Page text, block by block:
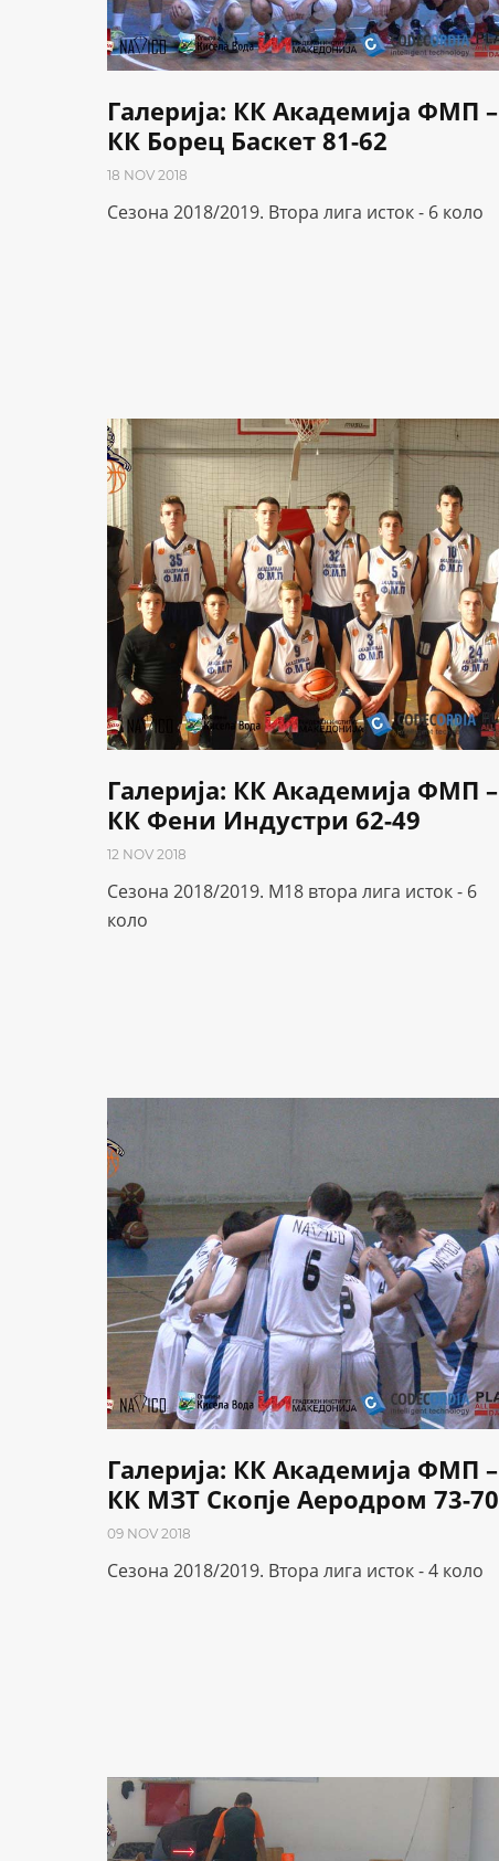
Галерија: КК Академија ФМП –
КК Борец Баскет 81-62
18 NOV 2018
Сезона 2018/2019. Втора лига исток - 6 коло
Галерија: КК Академија ФМП –
КК Фени Индустри 62-49
12 NOV 2018
Сезона 2018/2019. М18 втора лига исток - 6
коло
Галерија: КК Академија ФМП –
КК МЗТ Скопје Аеродром 73-70
09 NOV 2018
Сезона 2018/2019. Втора лига исток - 4 коло